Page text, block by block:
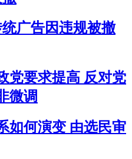
广告因违规被撤
党要求提高 反对党
微调
如何演变 由选民审